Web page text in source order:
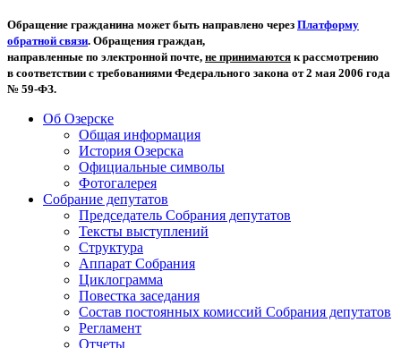
Обращение гражданина может быть направлено через Платформу
обратной связи. Обращения граждан,
направленные по электронной почте, не принимаются к рассмотрению
в соответствии с требованиями Федерального закона от 2 мая 2006 года
№ 59-ФЗ.
Об Озерске
Общая информация
История Озерска
Официальные символы
Фотогалерея
Собрание депутатов
Председатель Собрания депутатов
Тексты выступлений
Структура
Аппарат Собрания
Циклограмма
Повестка заседания
Состав постоянных комиссий Собрания депутатов
Регламент
Отчеты